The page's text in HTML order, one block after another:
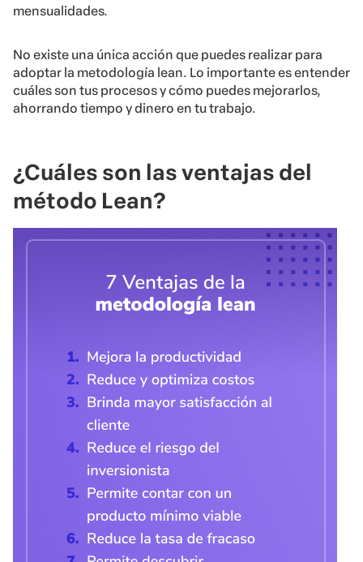
mensualidades.
No existe una única acción que puedes realizar para
adoptar la metodología lean. Lo importante es entender
cuáles son tus procesos y cómo puedes mejorarlos,
ahorrando tiempo y dinero en tu trabajo.
¿Cuáles son las ventajas del
método Lean?